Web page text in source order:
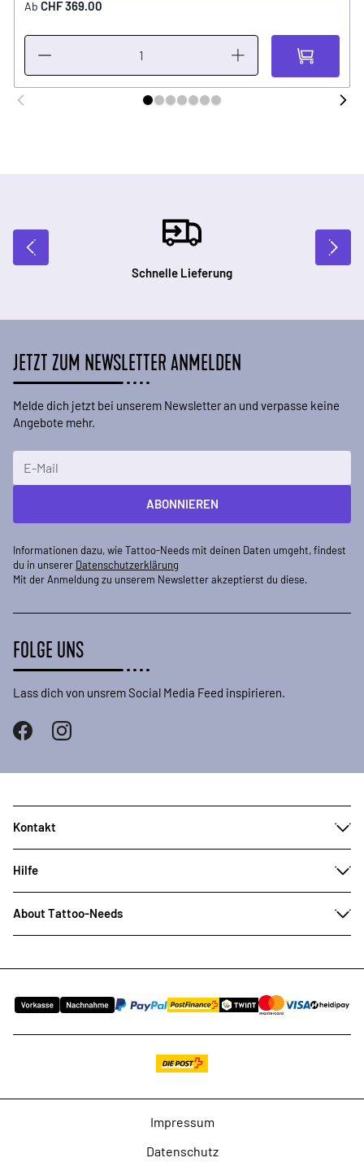
Ab CHF 369.00
Schnelle Lieferung
JETZT ZUM NEWSLETTER ANMELDEN
Melde dich jetzt bei unserem Newsletter an und verpasse keine
Angebote mehr.
ABONNIEREN
Informationen dazu, wie Tattoo-Needs mit deinen Daten umgeht, findest
du in unserer Datenschutzerklärung
Mit der Anmeldung zu unserem Newsletter akzeptierst du diese.
FOLGE UNS
Lass dich von unsrem Social Media Feed inspirieren.
Kontakt
Hilfe
About Tattoo-Needs
Impressum
Datenschutz